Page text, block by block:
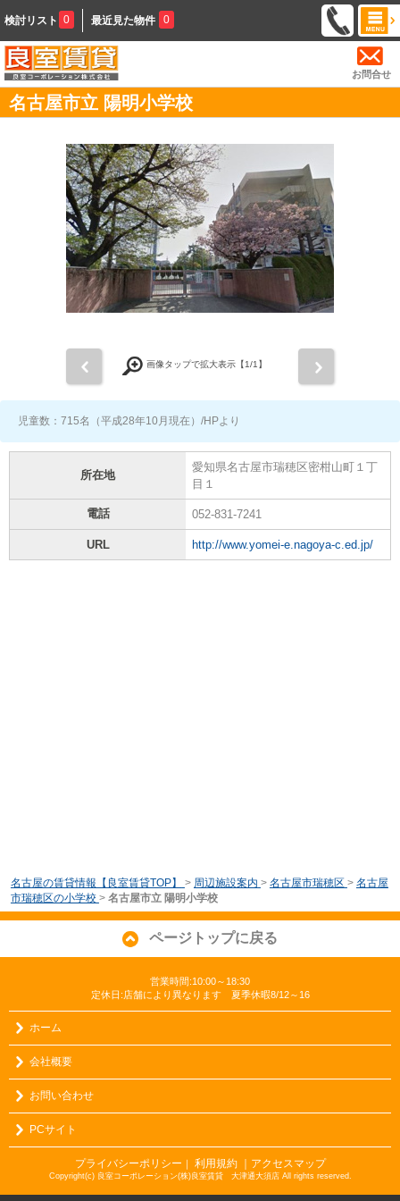
検討リスト 0 最近見た物件 0
お問合せ
名古屋市立 陽明小学校
画像タップで拡大表示【1/1】
児童数：715名（平成28年10月現在）/HPより
所在地
愛知県名古屋市瑞穂区密柑山町１丁
目１
電話 052-831-7241
URL http://www.yomei-e.nagoya-c.ed.jp/
名古屋の賃貸情報【良室賃貸TOP】 > 周辺施設案内 > 名古屋市瑞穂区 > 名古屋
市瑞穂区の小学校 > 名古屋市立 陽明小学校
ページトップに戻る
営業時間:10:00～18:30
定休日:店舗により異なります 夏季休暇8/12～16
ホーム
会社概要
お問い合わせ
PCサイト
プライバシーポリシー ｜ 利用規約 ｜アクセスマップ
Copyright(c) 良室コーポレーション(株)良室賃貸 大津通大須店 All rights reserved.